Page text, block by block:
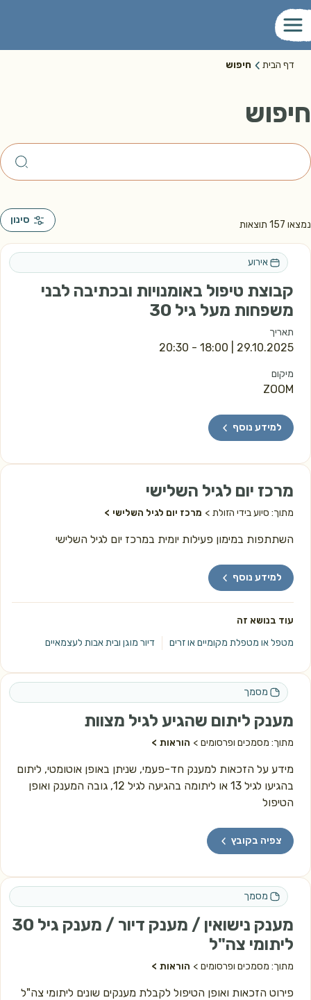
דף הבית חיפוש
חיפוש
נמצאו 157 תוצאות סינון
אירוע
קבוצת טיפול באומנויות ובכתיבה לבני
משפחות מעל גיל 30
תאריך
29.10.2025
מיקום
ZOOM
למידע נוסף
מרכז יום לגיל השלישי
מתוך: סיוע בידי הזולת מרכז יום לגיל השלישי
השתתפות במימון פעילות יומית במרכז יום לגיל השלישי
למידע נוסף
עוד בנושא זה
מטפל או מטפלת מקומיים או זרים
דיור מוגן ובית אבות לעצמאיים
מסמך
מענק ליתום שהגיע לגיל מצוות
מתוך: מסמכים ופרסומים הוראות
מידע על הזכאות למענק חד-פעמי, שניתן באופן אוטומטי, ליתום
בהגיעו לגיל 13 או ליתומה בהגיעה לגיל 12, גובה המענק ואופן
הטיפול
צפיה בקובץ
מסמך
מענק נישואין / מענק דיור / מענק גיל 30
ליתומי צה"ל
מתוך: מסמכים ופרסומים הוראות
פירוט הזכאות ואופן הטיפול לקבלת מענקים שונים ליתומי צה"ל